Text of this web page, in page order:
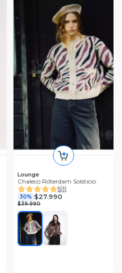
Lounge
Chaleco Róterdam Solsticio
5(1)
30% $27.990
$39.990